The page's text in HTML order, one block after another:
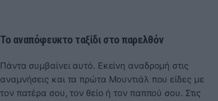
Το αναπόφευκτο ταξίδι στο παρελθόν
Πάντα συμβαίνει αυτό. Εκείνη αναδρομή στις
αναμνήσεις και τα πρώτα Μουντιάλ που είδες με
τον πατέρα σου, τον θείο ή τον παππού σου. Στις